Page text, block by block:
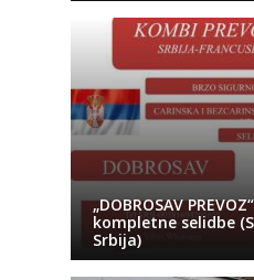
„DOBROSAV
kompletne selidbe
Srbija)